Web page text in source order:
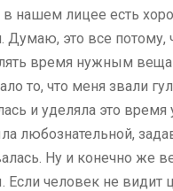
в нашем лицее есть
Думаю, это все потому,
время нужным
то, что меня звали
и уделяла это время
любознательной,
Ну и конечно же
Если человек не видит